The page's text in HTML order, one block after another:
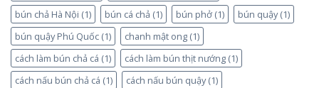
bún chả Hà Nội (1) bún cá chả (1) bún phở (1) bún quậy(1)
bún quậy Phú Quốc (1) chanh mật ong (1)
cách làm bún chả cá (1) cách làm bún thịt nướng (1)
cách nấu bún chả cá (1) cách nấu bún quậy(1)